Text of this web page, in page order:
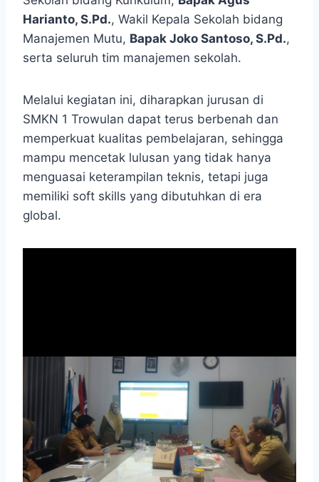
Harianto, S.Pd., Wakil Kepala Sekolah bidang
Manajemen Mutu, Bapak Joko Santoso, S.Pd.,
serta seluruh tim manajemen sekolah.
Melalui kegiatan ini, diharapkan jurusan di
SMKN 1 Trowulan dapat terus berbenah dan
memperkuat kualitas pembelajaran, sehingga
mampu mencetak lulusan yang tidak hanya
menguasai keterampilan teknis, tetapi juga
memiliki soft skills yang dibutuhkan di era
global.